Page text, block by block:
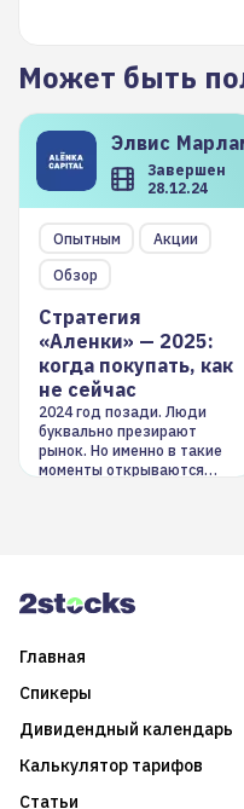
Может быть
Элвис
Завершен
28.12.24
Опытным
Акции
Обзор
Стратегия
«Аленки» — 2025:
когда покупать, как
не сейчас
2024 год позади. Люди
буквально презирают
рынок. Но именно в такие
моменты открываются
Главная
Спикеры
Дивидендный календарь
Калькулятор тарифов
Статьи